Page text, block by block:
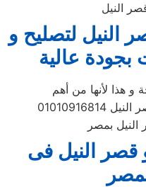
النيل
النيل لتصليح و
و هذا لأنها من أهم
النيل بمصر
قصر النيل فى